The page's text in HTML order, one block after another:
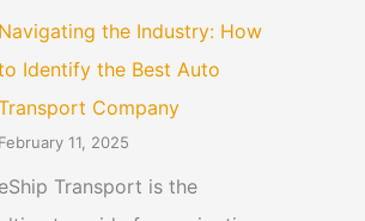
Navigating the Industry: How
Identify the Best Auto
Company
February 11, 2025
eShip Transport is the